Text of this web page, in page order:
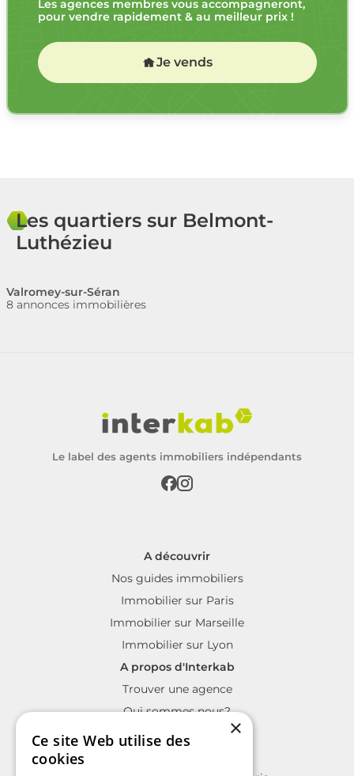
Les agences membres vous accompagneront,
pour vendre rapidement & au meilleur prix !
Je vends
Les quartiers sur Belmont-
Luthézieu
Valromey-sur-Séran
8 annonces immobilières
Le label des agents immobiliers indépendants
A découvrir
Nos guides immobiliers
Immobilier sur Paris
Immobilier sur Marseille
Immobilier sur Lyon
A propos d'Interkab
Trouver une agence
Qui sommes nous?
La charte Interkab
×
Ce site Web utilise des
cookies